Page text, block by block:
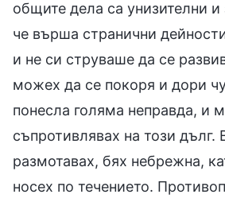
общите дела са унизителни
че върша странични
и не си струваше да се
можех да се покоря и дори
понесла голяма неправда, и
съпротивлявах на този дълг.
размотавах, бях небрежна,
носех по течението.